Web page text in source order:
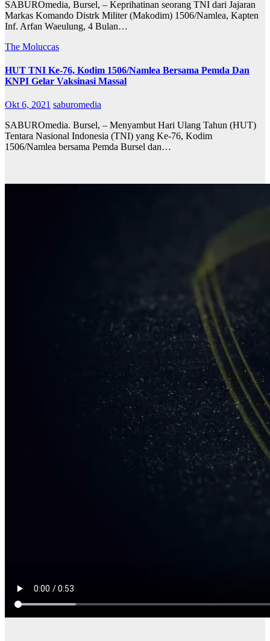
SABUROmedia, Bursel, – Keprihatinan seorang TNI dari Jajaran
Markas Komando Distrk Militer (Makodim) 1506/Namlea, Kapten
Inf. Arfan Waeulung, 4 Bulan…
The Moluccas
HUT TNI Ke-76, Kodim 1506/Namlea Bersama Pemda Dan
KNPI Gelar Vaksinasi Massal
Okt 6, 2021 saburomedia
SABUROmedia. Bursel, – Menyambut Hari Ulang Tahun (HUT)
Tentara Nasional Indonesia (TNI) yang Ke-76, Kodim
1506/Namlea bersama Pemda Bursel dan…